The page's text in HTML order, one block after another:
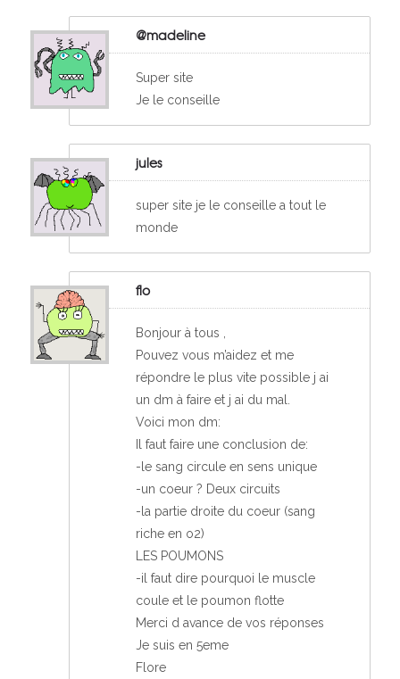
@madeline
Super site
Je le conseille
jules
super site je le conseille a tout le
monde
flo
Bonjour à tous ,
Pouvez vous m’aidez et me
répondre le plus vite possible j ai
un dm à faire et j ai du mal.
Voici mon dm:
Il faut faire une conclusion de:
-le sang circule en sens unique
-un coeur ? Deux circuits
-la partie droite du coeur (sang
riche en o2)
LES POUMONS
-il faut dire pourquoi le muscle
coule et le poumon flotte
Merci d avance de vos réponses
Je suis en 5eme
Flore